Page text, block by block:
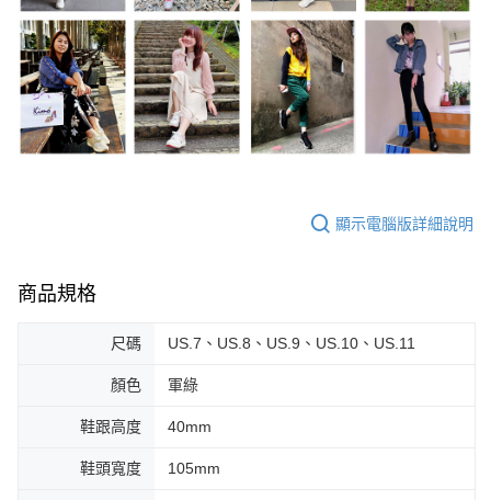
顯示電腦版詳細說明
商品規格
尺碼 US.7、US.8、US.9、US.10、US.11
顏色 軍綠
鞋跟高度 40mm
鞋頭寬度 105mm